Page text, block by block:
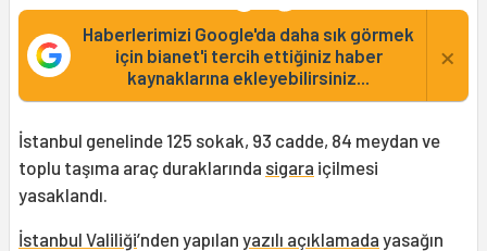
Haberlerimizi Google'da daha sık görmek
için bianet'i tercih ettiğiniz haber
kaynaklarına ekleyebilirsiniz...
×
İstanbul genelinde 125 sokak, 93 cadde, 84 meydan ve
toplu taşıma araç duraklarında sigara içilmesi
yasaklandı.
İstanbul Valiliği’nden yapılan yazılı açıklamada yasağın